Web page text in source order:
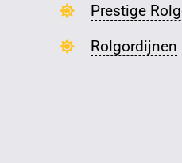
Prestige
Rolgordijnen